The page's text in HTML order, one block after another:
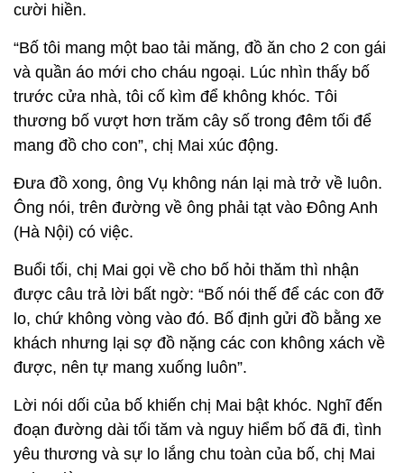
cười hiền.
“Bố tôi mang một bao tải măng, đồ ăn cho 2 con gái
và quần áo mới cho cháu ngoại. Lúc nhìn thấy bố
trước cửa nhà, tôi cố kìm để không khóc. Tôi
thương bố vượt hơn trăm cây số trong đêm tối để
mang đồ cho con”, chị Mai xúc động.
Đưa đồ xong, ông Vụ không nán lại mà trở về luôn.
Ông nói, trên đường về ông phải tạt vào Đông Anh
(Hà Nội) có việc.
Buổi tối, chị Mai gọi về cho bố hỏi thăm thì nhận
được câu trả lời bất ngờ: “Bố nói thế để các con đỡ
lo, chứ không vòng vào đó. Bố định gửi đồ bằng xe
khách nhưng lại sợ đồ nặng các con không xách về
được, nên tự mang xuống luôn”.
Lời nói dối của bố khiến chị Mai bật khóc. Nghĩ đến
đoạn đường dài tối tăm và nguy hiểm bố đã đi, tình
yêu thương và sự lo lắng chu toàn của bố, chị Mai